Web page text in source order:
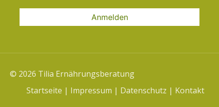
© 2026 Tilia Ernährungsberatung
Startseite | Impressum | Datenschutz | Kontakt